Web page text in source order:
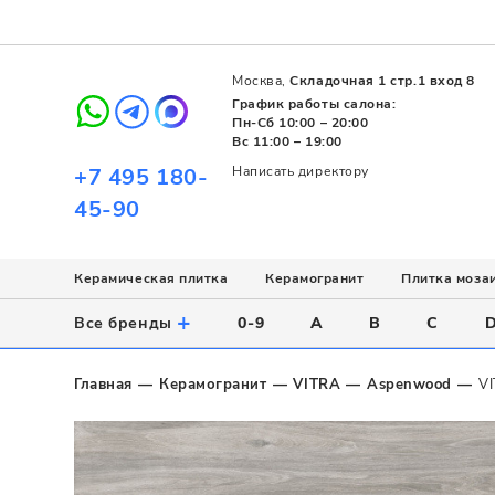
+7 495 180-
45-90
Написать директору
Москва,Складочная 1 стр.1 вход 8
График работы салона:
Пн-Сб 10:00 – 20:00
Вс 11:00 – 19:00
Керамическая плитка
Использование
Напольное
Настенное
Назначение
Для ванной
Стиль
Современный
Пэчворк
Все
Керамогранит
Назначение
Для ванной
Напольное
Все
Поверхность
Матовая
Полированная
Все
Плитка
Назначение
Для ванной
Для бассейна
Все
Цвет
Белый
Серый
Все
Все бренды + 0-9 A B C D
Главная Керамогранит VITRA Aspenwood